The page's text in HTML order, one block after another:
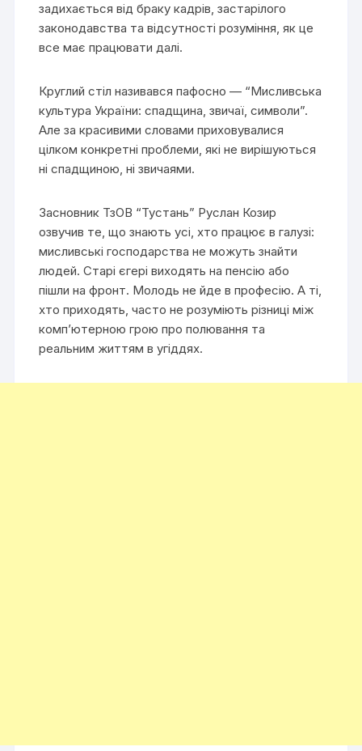
задихається від браку кадрів, застарілого
законодавства та відсутності розуміння, як це
все має працювати далі.
Круглий стіл називався пафосно — “Мисливська
культура України: спадщина, звичаї, символи”.
Але за красивими словами приховувалися
цілком конкретні проблеми, які не вирішуються
ні спадщиною, ні звичаями.
Засновник ТзОВ “Тустань” Руслан Козир
озвучив те, що знають усі, хто працює в галузі:
мисливські господарства не можуть знайти
людей. Старі єгері виходять на пенсію або
пішли на фронт. Молодь не йде в професію. А ті,
хто приходять, часто не розуміють різниці між
комп’ютерною грою про полювання та
реальним життям в угіддях.